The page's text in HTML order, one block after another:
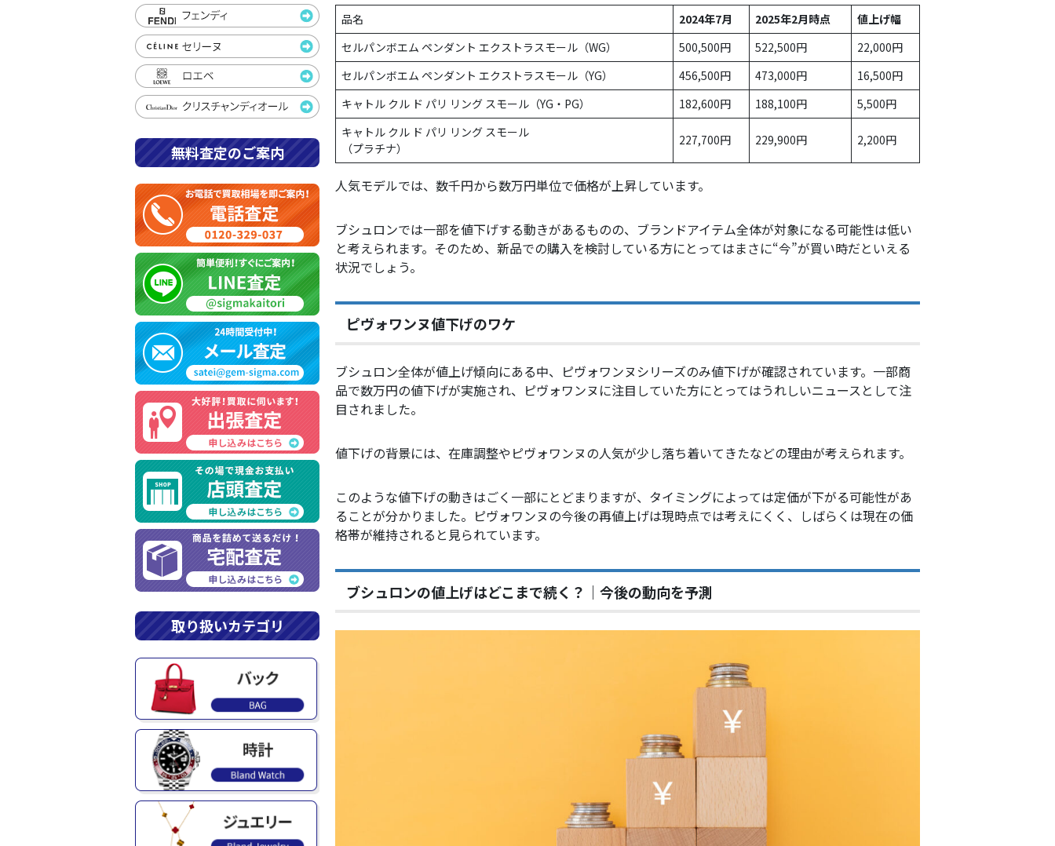
品名 2024年7月 2025年2月時点
値上げ幅
セルパンボエム ペンダント エクストラスモール（WG）
500,500円 522,500円
22,000円
セルパンボエム ペンダント エクストラスモール（YG）
456,500円 473,000円
16,500円
キャトル クル ド パリ リング スモール（YG・PG）
182,600円 188,100円
5,500円
キャトル クル ド パリ リング スモール
（プラチナ）
227,700円 229,900円 2,200円
人気モデルでは、数千円から数万円単位で価格が上昇しています。
ブシュロンでは一部を値下げする動きがあるものの、ブランドアイテム全体が対象になる可能性は低い
と考えられます。そのため、新品での購入を検討している方にとってはまさに“今”が買い時だといえる
状況でしょう。
ピヴォワンヌ値下げのワケ
ブシュロン全体が値上げ傾向にある中、ピヴォワンヌシリーズのみ値下げが確認されています。一部商
品で数万円の値下げが実施され、ピヴォワンヌに注目していた方にとってはうれしいニュースとして注
目されました。
値下げの背景には、在庫調整やピヴォワンヌの人気が少し落ち着いてきたなどの理由が考えられます。
このような値下げの動きはごく一部にとどまりますが、タイミングによっては定価が下がる可能性があ
ることが分かりました。ピヴォワンヌの今後の再値上げは現時点では考えにくく、しばらくは現在の価
格帯が維持されると見られています。
ブシュロンの値上げはどこまで続く？｜今後の動向を予測
無料査定のご案内
取り扱いカテゴリ